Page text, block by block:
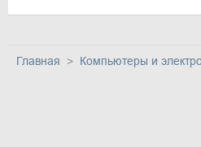
Главная Компьютеры и